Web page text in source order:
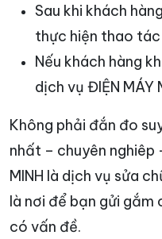
Sau khi khách
thực hiện thao
Nếu khách hàng
dịch vụ ĐIỆN MÁY
Không phải đắn đo
nhất – chuyên nghiêp
MINH là dịch vụ sửa
là nơi để bạn gửi gắm
có vấn đề.